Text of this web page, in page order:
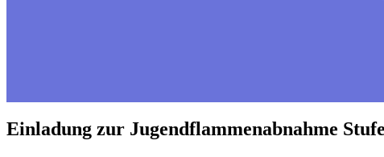
Einladung zur Jugendflammenabnahme